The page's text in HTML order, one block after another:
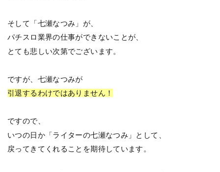
そして「七瀬なつみ」が、
パチスロ業界の仕事ができないことが、
とても悲しい次第でございます。
ですが、七瀬なつみが
引退するわけではありません！
ですので、
いつの日か「ライターの七瀬なつみ」として、
戻ってきてくれることを期待しています。